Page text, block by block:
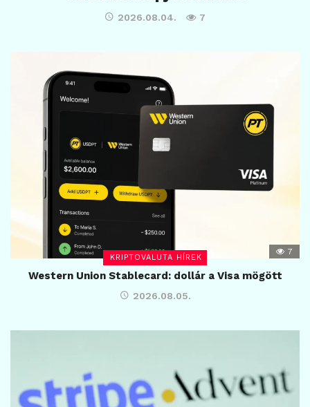
2026.08.04. 7
KRIPTOVALUTA HÍREK
7
Western Union Stablecard: dollár a Visa mögött
2026.08.05.